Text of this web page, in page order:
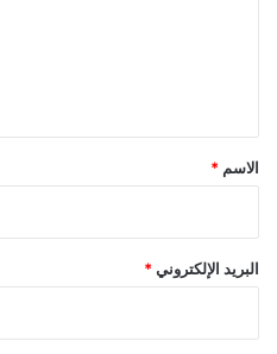
*
الاسم *
البريد الإلكتروني *